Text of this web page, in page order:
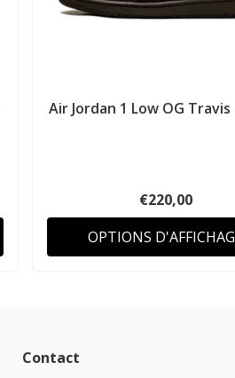
Air Jordan 1 Low OG
€220,00
OPTIONS
Contact